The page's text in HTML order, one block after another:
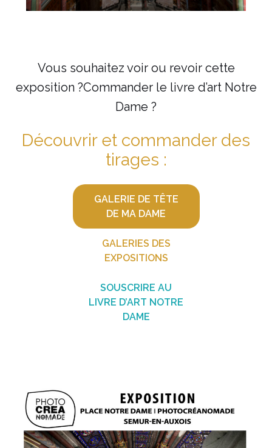
Vous souhaitez voir ou revoir cette
exposition ?Commander le livre d’art Notre
Dame ?
Découvrir et commander des
tirages :
GALERIE DE TÊTE
DE MA DAME
GALERIES DES
EXPOSITIONS
SOUSCRIRE AU
LIVRE D’ART NOTRE
DAME